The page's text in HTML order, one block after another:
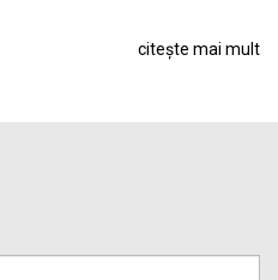
citește mai mult